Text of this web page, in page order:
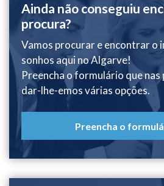
Ainda não conseguiu
procura?
Vamos procurar e encontrar o
sonhos aqui no Algarve!
Preencha o formulário que
dar-lhe-emos várias opções.
Preencha o